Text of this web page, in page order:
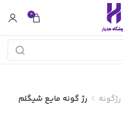
0
رژگونه رژ گونه مایع شیگلم